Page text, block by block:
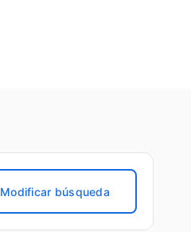
Modificar búsqueda